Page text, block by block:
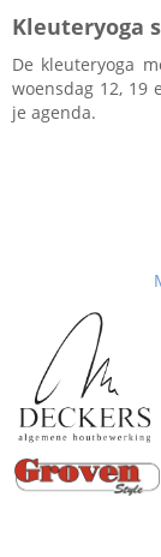
Kleuteryoga
De kleuteryoga
woensdag 12, 19
je agenda.